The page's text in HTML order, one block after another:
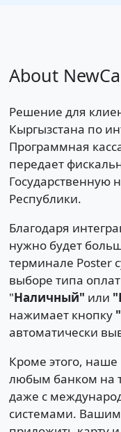
About
Решение для
Кыргызстана по
Программная
передает
Государственную
Республики.
Благодаря
нужно будет
терминале Poster
выборе типа
"Наличный" или
нажимает кнопку
автоматически
Кроме этого,
любым банком на
даже с
системами. Вашим